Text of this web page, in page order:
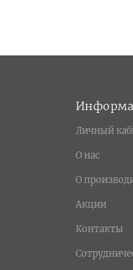
Личный
О нас
О
Акции
Контакты